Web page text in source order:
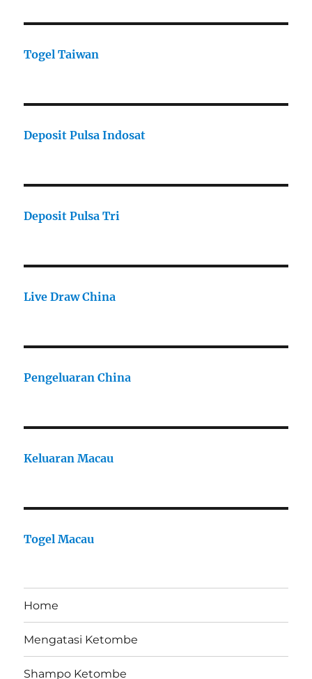
Togel Taiwan
Deposit Pulsa Indosat
Deposit Pulsa Tri
Live Draw China
Pengeluaran China
Keluaran Macau
Togel Macau
Home
Mengatasi Ketombe
Shampo Ketombe